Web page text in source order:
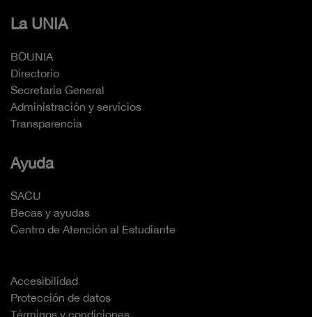
La UNIA
BOUNIA
Directorio
Secretaría General
Administración y servicios
Transparencia
Ayuda
SACU
Becas y ayudas
Centro de Atención al Estudiante
Accesibilidad
Protección de datos
Términos y condiciones